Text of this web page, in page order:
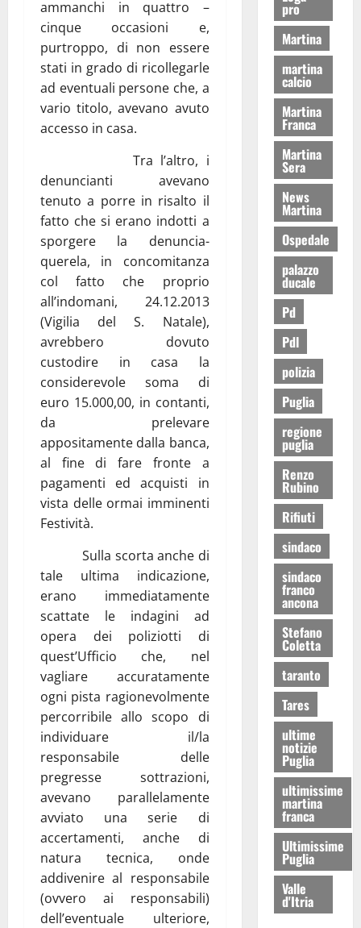
ammanchi in quattro –
cinque occasioni e,
purtroppo, di non essere
stati in grado di ricollegarle
ad eventuali persone che, a
vario titolo, avevano avuto
accesso in casa.
Tra l’altro, i
denuncianti avevano
tenuto a porre in risalto il
fatto che si erano indotti a
sporgere la denuncia-
querela, in concomitanza
col fatto che proprio
all’indomani, 24.12.2013
(Vigilia del S. Natale),
avrebbero dovuto
custodire in casa la
considerevole soma di
euro 15.000,00, in contanti,
da prelevare
appositamente dalla banca,
al fine di fare fronte a
pagamenti ed acquisti in
vista delle ormai imminenti
Festività.
Sulla scorta anche di
tale ultima indicazione,
erano immediatamente
scattate le indagini ad
opera dei poliziotti di
quest’Ufficio che, nel
vagliare accuratamente
ogni pista ragionevolmente
percorribile allo scopo di
individuare il/la
responsabile delle
pregresse sottrazioni,
avevano parallelamente
avviato una serie di
accertamenti, anche di
natura tecnica, onde
addivenire al responsabile
(ovvero ai responsabili)
dell’eventuale ulteriore,
pro
Martina
martina
calcio
Martina
Franca
Martina
Sera
News
Martina
Ospedale
palazzo
ducale
Pd
Pdl
polizia
Puglia
regione
puglia
Renzo
Rubino
Rifiuti
sindaco
sindaco
franco
ancona
Stefano
Coletta
taranto
Tares
ultime
notizie
Puglia
ultimissime
martina
franca
Ultimissime
Puglia
Valle
d'Itria